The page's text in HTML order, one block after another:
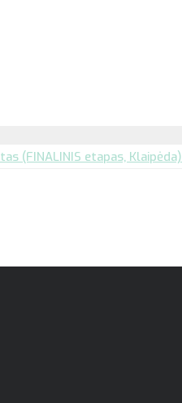
(FINALINIS etapas, Klaipėda)